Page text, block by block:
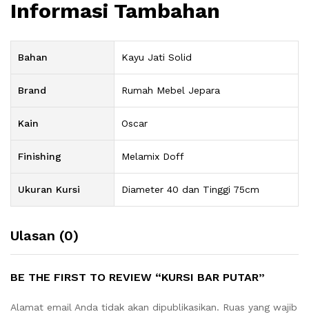
Informasi Tambahan
Bahan Kayu Jati Solid
Brand Rumah Mebel Jepara
Kain Oscar
Finishing Melamix Doff
Ukuran Kursi Diameter 40 dan Tinggi 75cm
Ulasan (0)
BE THE FIRST TO REVIEW “KURSI BAR PUTAR”
Alamat email Anda tidak akan dipublikasikan. Ruas yang wajib